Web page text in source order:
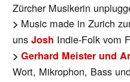
Zürcher Musikerin
> Music made in Zurich
unsJosh Indie-Folk vom
> Gerhard Meister und
Wort, Mikrophon, Bass